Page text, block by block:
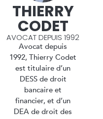
THIERRY
CODET
AVOCAT DEPUIS 1992
Avocat depuis
1992, Thierry Codet
est titulaire d’un
DESS de droit
bancaire et
financier, et d’un
DEA de droit des